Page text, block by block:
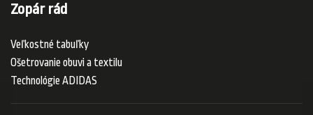
Zopár rád
Veľkostné tabuľky
Ošetrovanie obuvi a textilu
Technológie ADIDAS